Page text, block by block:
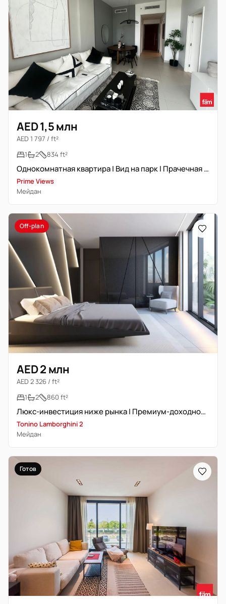
AED 1,5 млн
AED 1 797 / ft²
1
2 834 ft²
Однокомнатная квартира | Вид на парк | Прачечная | 2 ванные | Балкон
Prime Views
Мейдан
Off-plan
AED 2 млн
AED 2 326 / ft²
1
2 860 ft²
Люкс-инвестиция ниже рынка | Премиум-доходность
Tonino Lamborghini 2
Мейдан
Готов